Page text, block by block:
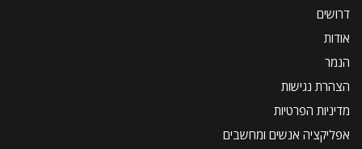
דרושים
אודות
הנמר
הצהרת נגישות
מדיניות הפרטיות
אפליקציה אנשים ומחשבים